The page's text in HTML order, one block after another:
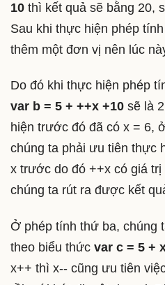
10 thì kết quả sẽ bằng 20,
Sau khi thực hiện phép
thêm một đơn vị nên lúc
Do đó khi thực hiện phép
var b = 5 + ++x +10 sẽ là
hiện trước đó đã có x = 6,
chúng ta phải ưu tiên thực
x trước do đó ++x có giá trị
chúng ta rút ra được kết
Ở phép tính thứ ba, chúng
theo biểu thức var c = 5 +
x++ thì x-- cũng ưu tiên